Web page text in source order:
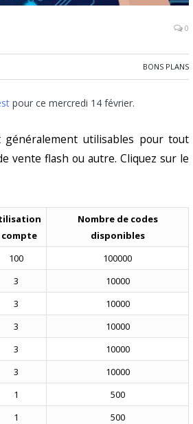
0
BONS PLANS
pour ce mercredi 14 février.
généralement utilisables pour tout
vente flash ou autre. Cliquez sur le
Nombre de codes
disponibles
100
100000
3
10000
3
10000
3
10000
3
10000
3
10000
1
500
1
500